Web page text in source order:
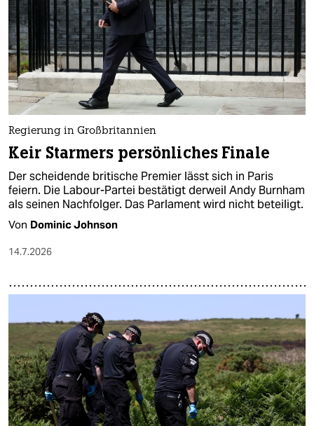
Regierung in Großbritannien
Keir Starmers persönliches Finale
Der scheidende britische Premier lässt sich in Paris
feiern. Die Labour-Partei bestätigt derweil Andy Burnham
als seinen Nachfolger. Das Parlament wird nicht beteiligt.
Von Dominic Johnson
14.7.2026